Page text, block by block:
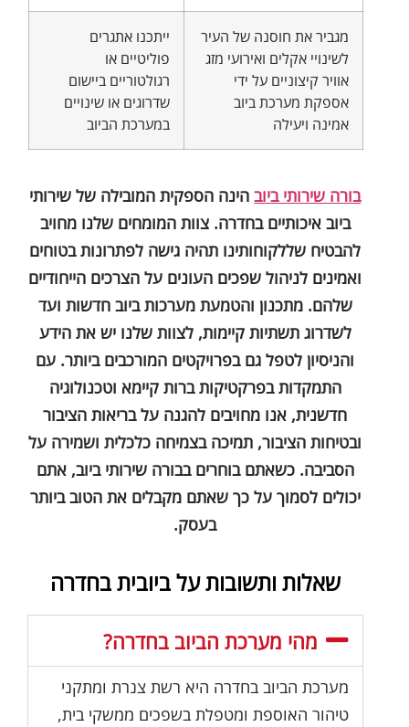
מגביר את חוסנה של העיר
לשינויי אקלים ואירועי מזג
אוויר קיצוניים על ידי
אספקת מערכת ביוב
אמינה ויעילה
ייתכנו אתגרים
פוליטיים או
רגולטוריים ביישום
שדרוגים או שינויים
במערכת הביוב
בורה שירותי ביובהינה הספקית המובילה של שירותי
ביוב איכותיים בחדרה. צוות המומחים שלנו מחויב
להבטיח שללקוחותינו תהיה גישה לפתרונות בטוחים
ואמינים לניהול שפכים העונים על הצרכים הייחודיים
שלהם. מתכנון והטמעת מערכות ביוב חדשות ועד
לשדרוג תשתיות קיימות, לצוות שלנו יש את הידע
והניסיון לטפל גם בפרויקטים המורכבים ביותר. עם
התמקדות בפרקטיקות ברות קיימא וטכנולוגיה
חדשנית, אנו מחויבים להגנה על בריאות הציבור
ובטיחות הציבור, תמיכה בצמיחה כלכלית ושמירה על
הסביבה. כשאתם בוחרים בבורה שירותי ביוב, אתם
יכולים לסמוך על כך שאתם מקבלים את הטוב ביותר
בעסק.
שאלות ותשובות על ביובית בחדרה
מהי מערכת הביוב בחדרה?
מערכת הביוב בחדרה היא רשת צנרת ומתקני
טיהור האוספת ומטפלת בשפכים ממשקי בית,